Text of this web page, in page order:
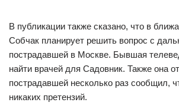
В публикации также сказано, что в
Собчак планирует решить вопрос с
пострадавшей в Москве. Бывшая
найти врачей для Садовник. Также она
пострадавшей несколько раз сообщил,
никаких претензий.